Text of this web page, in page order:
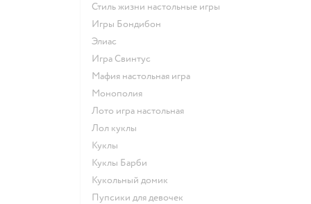
Стиль жизни настольные игры
Игры Бондибон
Элиас
Игра Свинтус
Мафия настольная игра
Монополия
Лото игра настольная
Лол куклы
Куклы
Куклы Барби
Кукольный домик
Пупсики для девочек